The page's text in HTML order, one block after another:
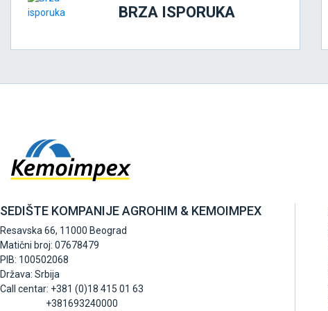
BRZA ISPORUKA
SEDIŠTE KOMPANIJE AGROHIM & KEMOIMPEX
Resavska 66, 11000 Beograd
Matični broj: 07678479
PIB: 100502068
Država: Srbija
Call centar: +381 (0)18 415 01 63
+381693240000